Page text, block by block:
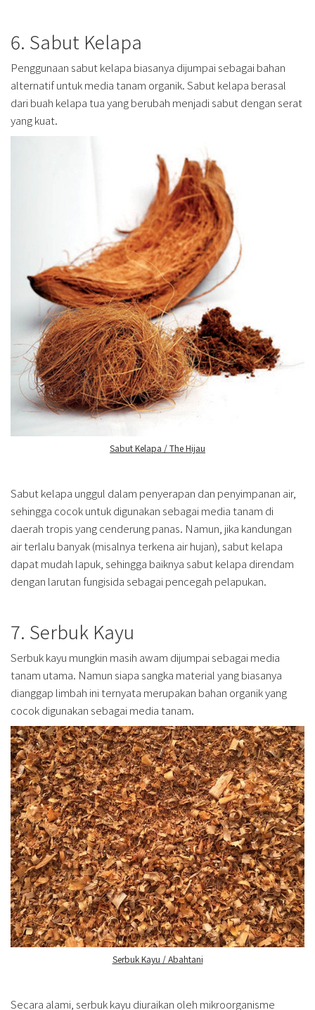
6. Sabut Kelapa
Penggunaan sabut kelapa biasanya dijumpai sebagai bahan
alternatif untuk media tanam organik. Sabut kelapa berasal
dari buah kelapa tua yang berubah menjadi sabut dengan serat
yang kuat.
Sabut Kelapa / The Hijau
Sabut kelapa unggul dalam penyerapan dan penyimpanan air,
sehingga cocok untuk digunakan sebagai media tanam di
daerah tropis yang cenderung panas. Namun, jika kandungan
air terlalu banyak (misalnya terkena air hujan), sabut kelapa
dapat mudah lapuk, sehingga baiknya sabut kelapa direndam
dengan larutan fungisida sebagai pencegah pelapukan.
7. Serbuk Kayu
Serbuk kayu mungkin masih awam dijumpai sebagai media
tanam utama. Namun siapa sangka material yang biasanya
dianggap limbah ini ternyata merupakan bahan organik yang
cocok digunakan sebagai media tanam.
Serbuk Kayu / Abahtani
Secara alami, serbuk kayu diuraikan oleh mikroorganisme